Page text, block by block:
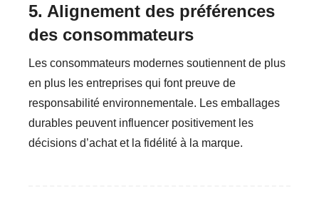
5. Alignement des préférences
des consommateurs
Les consommateurs modernes soutiennent de plus
en plus les entreprises qui font preuve de
responsabilité environnementale. Les emballages
durables peuvent influencer positivement les
décisions d’achat et la fidélité à la marque.